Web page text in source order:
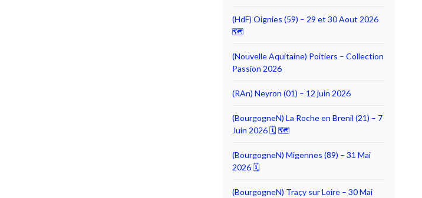
(HdF) Oignies (59) – 29 et 30 Aout 2026
🗺
(Nouvelle Aquitaine) Poitiers – Collection
Passion 2026
(RAn) Neyron (01) – 12 juin 2026
(BourgogneN) La Roche en Brenil (21) – 7
Juin 2026 🗓 🗺
(BourgogneN) Migennes (89) – 31 Mai
2026 🗓
(BourgogneN) Traçy sur Loire – 30 Mai